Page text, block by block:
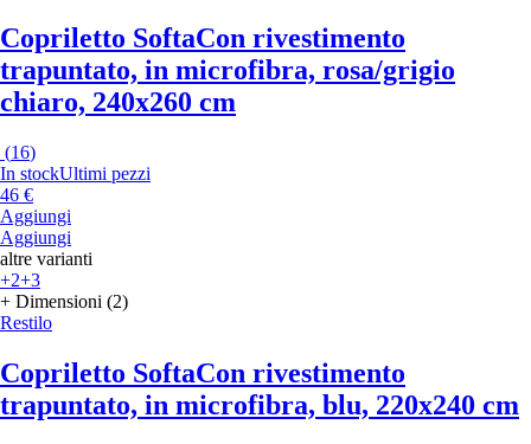
Copriletto SoftaCon rivestimento
trapuntato, in microfibra, rosa/grigio
chiaro, 240x260 cm
(16)
In stockUltimi pezzi
46 €
Aggiungi
Aggiungi
altre varianti
+2+3
+ Dimensioni (2)
Restilo
Copriletto SoftaCon rivestimento
trapuntato, in microfibra, blu, 220x240 cm